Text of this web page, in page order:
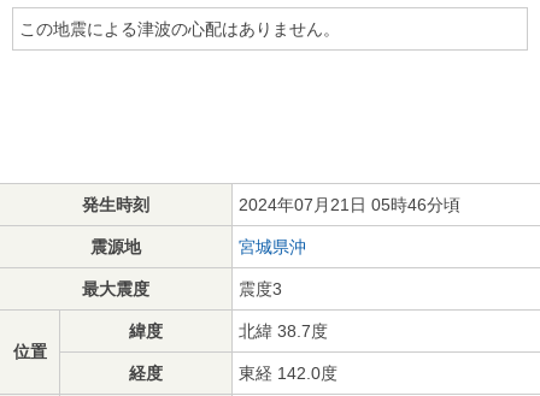
この地震による津波の心配はありません。
発生時刻 2024年07月21日 05時46分頃
震源地 宮城県沖
最大震度 震度3
位置
緯度 北緯 38.7度
経度 東経 142.0度